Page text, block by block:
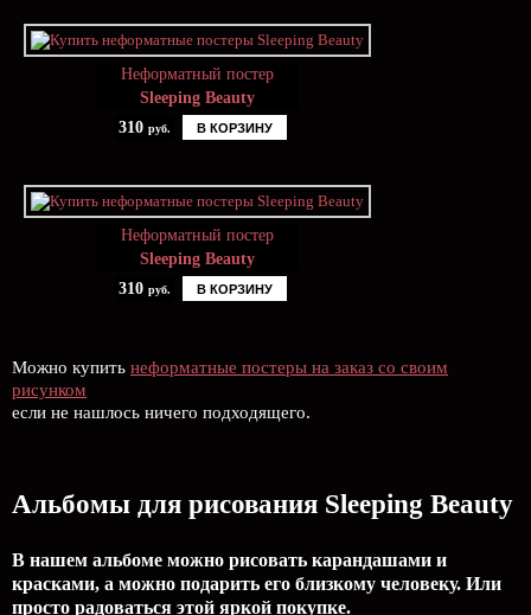
Неформатный постер
Sleeping Beauty
310 руб. В КОРЗИНУ
Неформатный постер
Sleeping Beauty
310 руб. В КОРЗИНУ
Можно купить неформатные постеры на заказ со своим
рисунком
если не нашлось ничего подходящего.
Альбомы для рисования Sleeping Beauty
В нашем альбоме можно рисовать карандашами и
красками, а можно подарить его близкому человеку. Или
просто радоваться этой яркой покупке.